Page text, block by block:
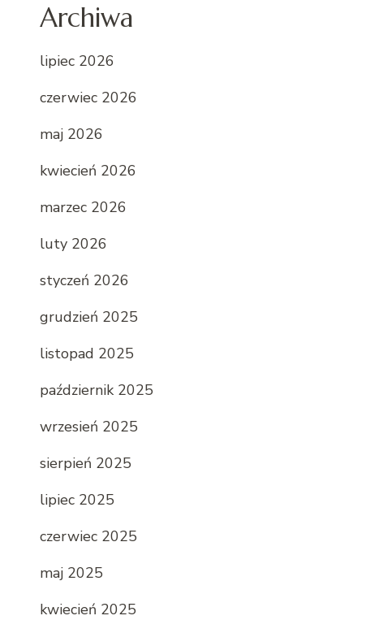
Archiwa
lipiec 2026
czerwiec 2026
maj 2026
kwiecień 2026
marzec 2026
luty 2026
styczeń 2026
grudzień 2025
listopad 2025
październik 2025
wrzesień 2025
sierpień 2025
lipiec 2025
czerwiec 2025
maj 2025
kwiecień 2025